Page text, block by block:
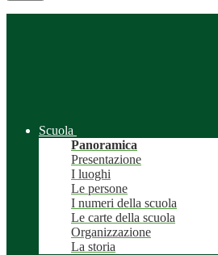
Scuola
Panoramica
Presentazione
I luoghi
Le persone
I numeri della scuola
Le carte della scuola
Organizzazione
La storia